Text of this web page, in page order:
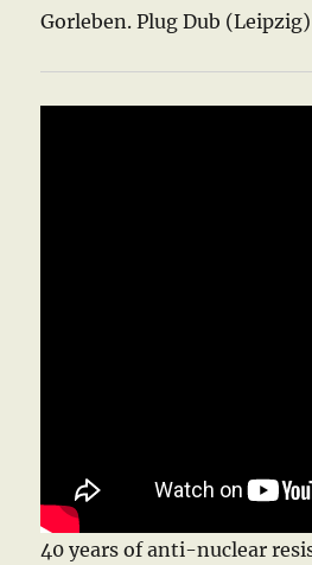
Gorleben. Plug Dub (Leipzig)
40 years of anti-nuclear